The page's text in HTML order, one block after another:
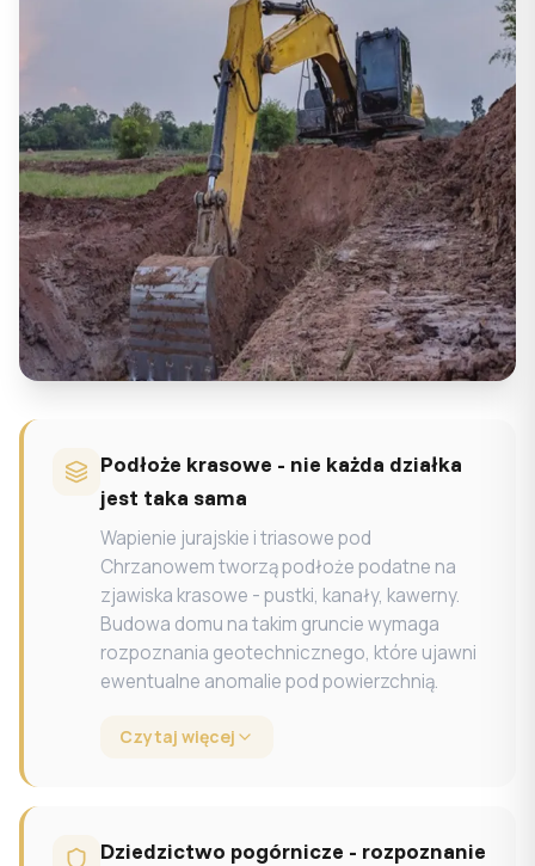
Podłoże krasowe - nie każda działka
jest taka sama
Wapienie jurajskie i triasowe pod
Chrzanowem tworzą podłoże podatne na
zjawiska krasowe - pustki, kanały, kawerny.
Budowa domu na takim gruncie wymaga
rozpoznania geotechnicznego, które ujawni
ewentualne anomalie pod powierzchnią.
Czytaj więcej
Dziedzictwo pogórnicze - rozpoznanie